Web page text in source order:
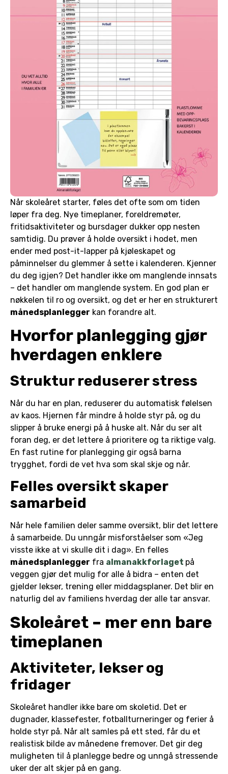
Når skoleåret starter, føles det ofte som om tiden
løper fra deg. Nye timeplaner, foreldremøter,
fritidsaktiviteter og bursdager dukker opp nesten
samtidig. Du prøver å holde oversikt i hodet, men
ender med post-it-lapper på kjøleskapet og
påminnelser du glemmer å sette i kalenderen. Kjenner
du deg igjen? Det handler ikke om manglende innsats
– det handler om manglende system. En god plan er
nøkkelen til ro og oversikt, og det er her en strukturert
månedsplanlegger kan forandre alt.
Hvorfor planlegging gjør
hverdagen enklere
Struktur reduserer stress
Når du har en plan, reduserer du automatisk følelsen
av kaos. Hjernen får mindre å holde styr på, og du
slipper å bruke energi på å huske alt. Når du ser alt
foran deg, er det lettere å prioritere og ta riktige valg.
En fast rutine for planlegging gir også barna
trygghet, fordi de vet hva som skal skje og når.
Felles oversikt skaper
samarbeid
Når hele familien deler samme oversikt, blir det lettere
å samarbeide. Du unngår misforståelser som «Jeg
visste ikke at vi skulle dit i dag». En felles
månedsplanlegger fra almanakkforlaget på
veggen gjør det mulig for alle å bidra – enten det
gjelder lekser, trening eller middagsplaner. Det blir en
naturlig del av familiens hverdag der alle tar ansvar.
Skoleåret – mer enn bare
timeplanen
Aktiviteter, lekser og
fridager
Skoleåret handler ikke bare om skoletid. Det er
dugnader, klassefester, fotballturneringer og ferier å
holde styr på. Når alt samles på ett sted, får du et
realistisk bilde av månedene fremover. Det gir deg
muligheten til å planlegge bedre og unngå stressende
uker der alt skjer på en gang.